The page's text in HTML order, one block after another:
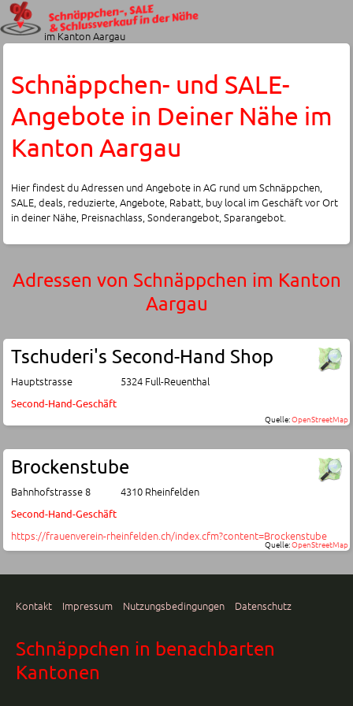
im Kanton Aargau
Schnäppchen- und SALE-
Angebote in Deiner Nähe im
Kanton Aargau
Hier findest du Adressen und Angebote in AG rund um Schnäppchen,
SALE, deals, reduzierte, Angebote, Rabatt, buy local im Geschäft vor Ort
in deiner Nähe, Preisnachlass, Sonderangebot, Sparangebot.
Adressen von Schnäppchen im Kanton
Aargau
Tschuderi's Second-Hand Shop
Hauptstrasse 5324 Full-Reuenthal
Second-Hand-Geschäft
Quelle:OpenStreetMap
Brockenstube
Bahnhofstrasse 8 4310 Rheinfelden
Second-Hand-Geschäft
https://frauenverein-rheinfelden.ch/index.cfm?content=Brockenstube
Quelle:OpenStreetMap
Kontakt Impressum Nutzungsbedingungen Datenschutz
Schnäppchen in benachbarten
Kantonen